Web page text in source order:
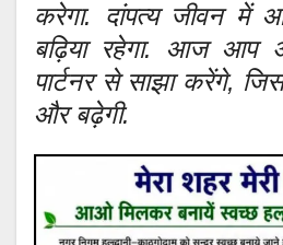
करेगा. दांपत्य जीवन में
बढ़िया रहेगा. आज आप
पार्टनर से साझा करेंगे,
और बढ़ेगी.